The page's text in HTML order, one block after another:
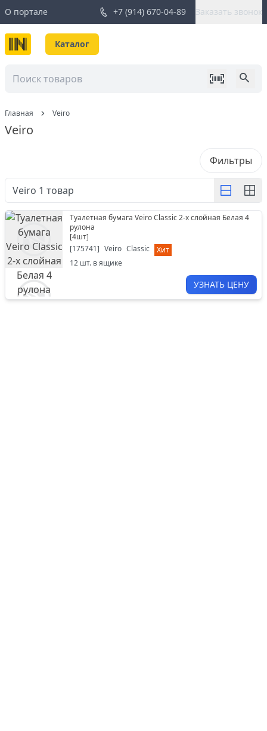
О портале +7 (914) 670-04-89 Заказать звонок
Каталог
Главная Veiro
Veiro
Фильтры
Veiro 1 товар
Туалетная бумага Veiro Classic 2-х слойная Белая 4
рулона
[4шт]
[175741] Veiro Classic
Хит
12 шт. в ящике
УЗНАТЬ ЦЕНУ